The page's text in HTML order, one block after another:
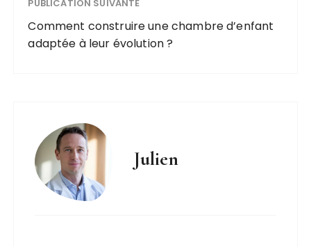
PUBLICATION SUIVANTE
Comment construire une chambre d’enfant
adaptée à leur évolution ?
Julien